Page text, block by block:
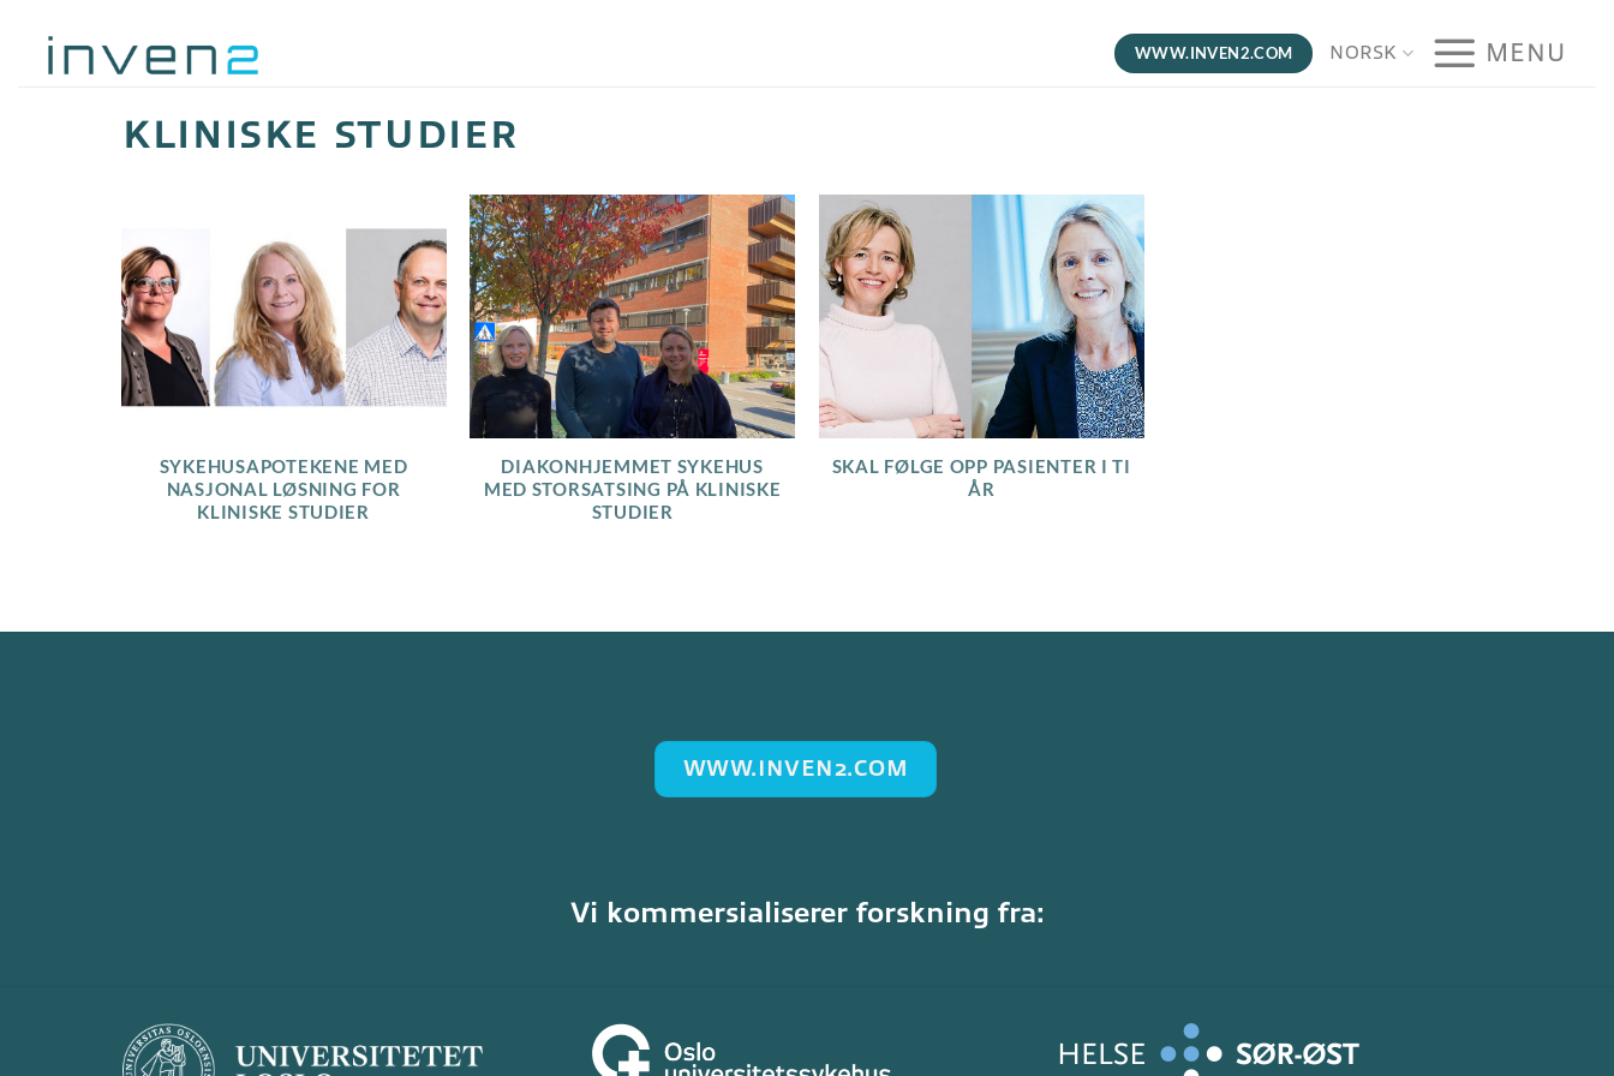
WWW.INVEN2.COM NORSK MENU
KLINISKE STUDIER
SYKEHUSAPOTEKENE MED
NASJONAL LØSNING FOR
KLINISKE STUDIER
DIAKONHJEMMET SYKEHUS
MED STORSATSING PÅ KLINISKE
STUDIER
SKAL FØLGE OPP PASIENTER I TI
ÅR
WWW.INVEN2.COM
Vi kommersialiserer forskning fra: